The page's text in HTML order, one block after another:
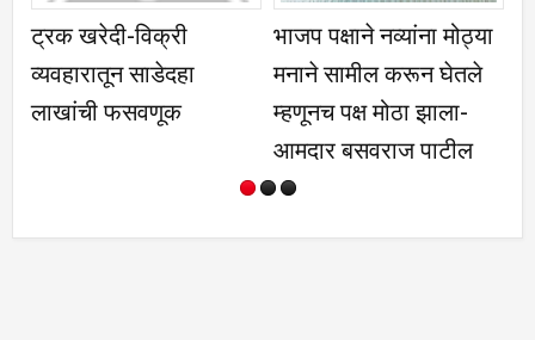
विक्री
साडेदहा
फसवणूक
भाजप पक्षाने नव्यांना मोठ्या
मनाने सामील करून घेतले
म्हणूनच पक्ष मोठा झाला-
आमदार बसवराज पाटील
स्पर्धा
गफूर शेख